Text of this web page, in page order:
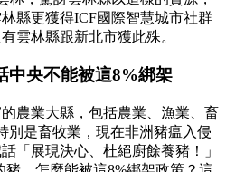
縣更獲得ICF國際智慧城市社群
雲林縣跟新北市獲此殊。
中央不能被這8%綁架
農業大縣，包括農業、漁業、畜
別是畜牧業，現在非洲豬瘟入侵
「展現決心、杜絕廚餘養豬！」